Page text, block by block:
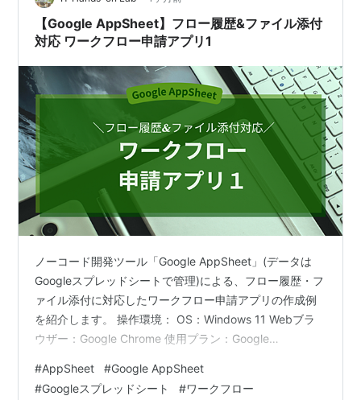
【Google AppSheet】フロー履歴&ファイル添付
対応 ワークフロー申請アプリ1
ノーコード開発ツール「Google AppSheet」(データは
Googleスプレッドシートで管理)による、フロー履歴・フ
ァイル添付に対応したワークフロー申請アプリの作成例
を紹介します。 操作環境： OS：Windows 11 Webブラ
ウザー：Google Chrome 使用プラン：Google
*AppSheetのライセンスの種類毎の機能は、公式記事に
掲載されています アプリ使用環境： OS：Android アプ
#AppSheet #Google AppSheet
#Googleスプレッドシート #ワークフロー